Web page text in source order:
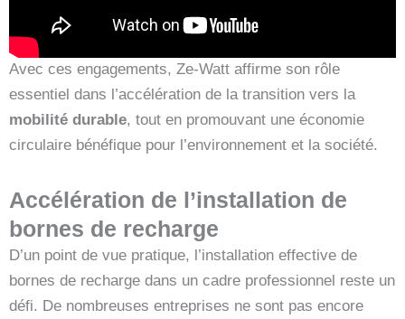
Avec ces engagements, Ze-Watt affirme son rôle
essentiel dans l’accélération de la transition vers la
mobilité durable, tout en promouvant une économie
circulaire bénéfique pour l’environnement et la société.
Accélération de l’installation de
bornes de recharge
D’un point de vue pratique, l’installation effective de
bornes de recharge dans un cadre professionnel reste un
défi. De nombreuses entreprises ne sont pas encore